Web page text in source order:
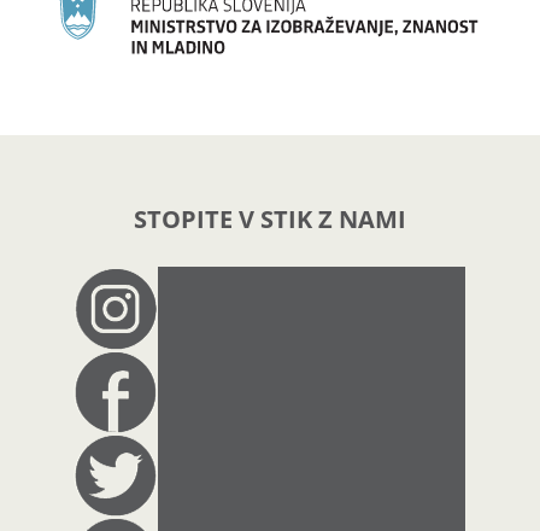
STOPITE V STIK Z NAMI